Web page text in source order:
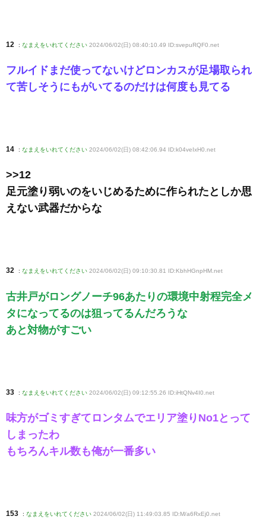
12 : なまえをいれてください 2024/06/02(日) 08:40:10.49 ID:svepuRQF0 .net
フルイドまだ使ってないけどロンカスが足場取られ
て苦しそうにもがいてるのだけは何度も見てる
14 : なまえをいれてください 2024/06/02(日) 08:42:06.94 ID:k04veIxH0 .net
>>12
足元塗り弱いのをいじめるために作られたとしか思
えない武器だからな
32 : なまえをいれてください 2024/06/02(日) 09:10:30.81 ID:KbhHGnpHM.net
古井戸がロングノーチ96あたりの環境中射程完全メ
タになってるのは狙ってるんだろうな
あと対物がすごい
33 : なまえをいれてください 2024/06/02(日) 09:12:55.26 ID:iHtQNv4I0 .net
味方がゴミすぎてロンタムでエリア塗りNo1とって
しまったわ
もちろんキル数も俺が一番多い
153 : なまえをいれてください 2024/06/02(日) 11:49:03.85 ID:M/a6RxEj0 .net